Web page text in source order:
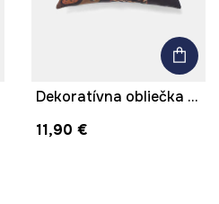
Dekoratívna obliečka na vankúš z Mačacej kolekcie
11,90 €